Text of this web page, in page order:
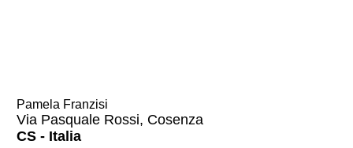
Pamela Franzisi
Via Pasquale Rossi, Cosenza
CS - Italia